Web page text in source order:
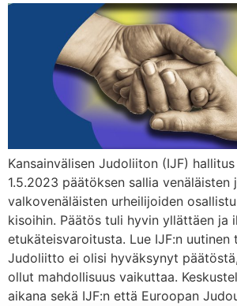
Kansainvälisen Judoliiton (IJF)
1.5.2023 päätöksen sallia venäläisten
valkovenäläisten urheilijoiden
kisoihin. Päätös tuli hyvin yllättäen ja
etukäteisvaroitusta. Lue IJF:n uutinen
Judoliitto ei olisi hyväksynyt
ollut mahdollisuus vaikuttaa.
aikana sekä IJF:n että Euroopan